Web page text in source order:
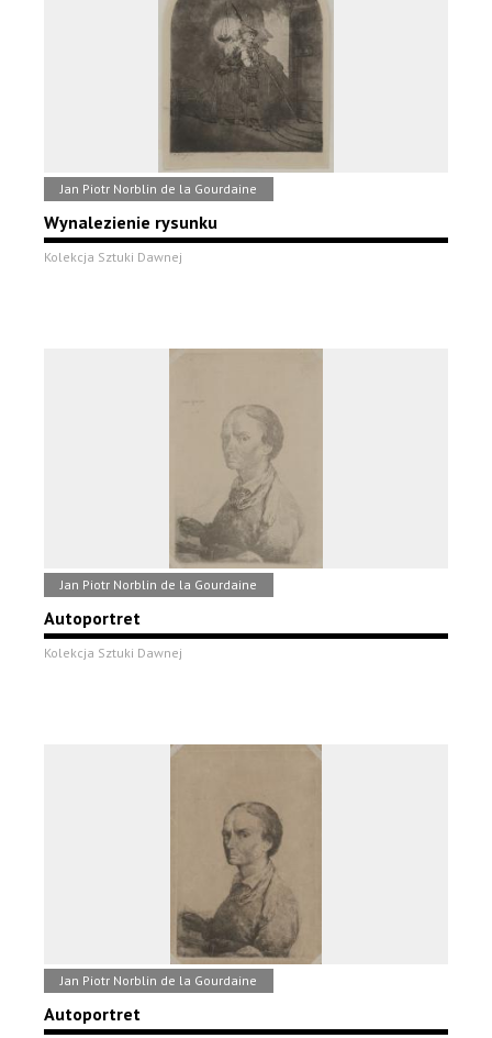
Jan Piotr Norblin de la Gourdaine
Wynalezienie rysunku
Kolekcja Sztuki Dawnej
Jan Piotr Norblin de la Gourdaine
Autoportret
Kolekcja Sztuki Dawnej
Jan Piotr Norblin de la Gourdaine
Autoportret